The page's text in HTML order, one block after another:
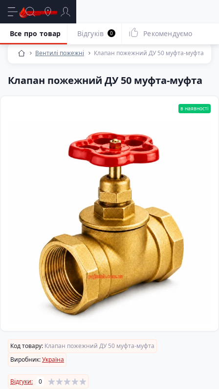
Вентилі пожежні Клапан пожежний ДУ 50 муфта-муфта
Клапан пожежний ДУ 50 муфта-муфта
Все про товар Відгуків 0 Рекомендуємо
в наявності
Код товару: Клапан пожежний ДУ 50 муфта-муфта
Виробник:Україна
Відгуки: 0